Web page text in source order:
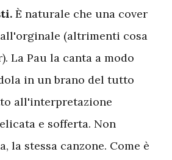
È naturale che una cover
(altrimenti cosa
La Pau la canta a modo
in un brano del tutto
all'interpretazione
e sofferta. Non
la stessa canzone. Come è